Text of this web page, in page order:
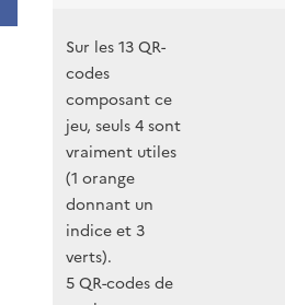
Sur les 13 QR-
codes
composant ce
jeu, seuls 4 sont
vraiment utiles
(1 orange
donnant un
indice et 3
verts).
5 QR-codes de